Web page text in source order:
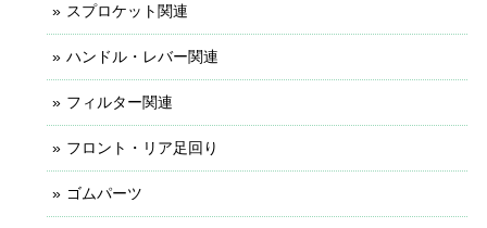
スプロケット関連
ハンドル・レバー関連
フィルター関連
フロント・リア足回り
ゴムパーツ